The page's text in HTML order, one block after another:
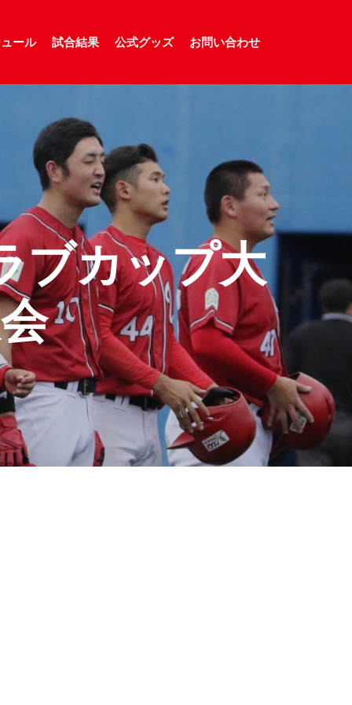
ール 試合結果 公式グッズ お問い合わせ
ブカップ大